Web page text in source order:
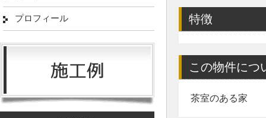
プロフィール 特徴
この物件につ
茶室のある家